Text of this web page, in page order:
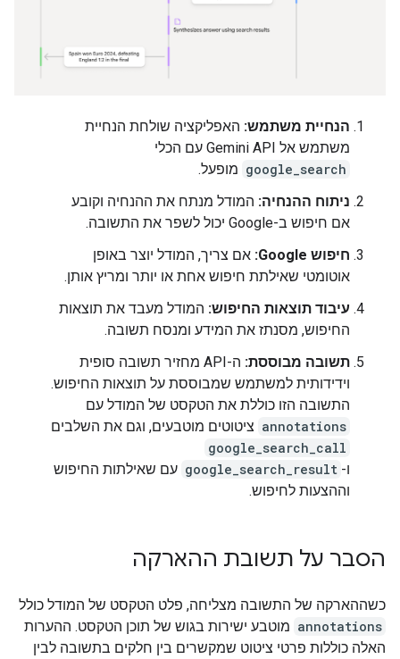
הנחיית משתמש: האפליקציה שולחת הנחיית
משתמש אל Gemini API עם הכלי
google_search מופעל.
ניתוח ההנחיה: המודל מנתח את ההנחיה וקובע
אם חיפוש ב-Google יכול לשפר את התשובה.
חיפוש Google:
אם צריך, המודל יוצר באופן
אוטומטי שאילתת חיפוש אחת או יותר ומריץ אותן.
עיבוד תוצאות החיפוש: המודל מעבד את תוצאות
החיפוש, מסנתז את המידע ומנסח תשובה.
תשובה מבוססת:
ה-API מחזיר תשובה סופית
וידידותית למשתמש שמבוססת על תוצאות החיפוש.
התשובה הזו כוללת את הטקסט של המודל עם
annotations ציטוטים מוטבעים, וגם את השלבים
google_search_call
ו- google_search_result עם שאילתות החיפוש
וההצעות לחיפוש.
הסבר על תשובת ההארקה
כשההארקה של התשובה מצליחה, פלט הטקסט של המודל כולל
annotations מוטבע ישירות בגוש של תוכן הטקסט. ההערות
האלה כוללות פרטי ציטוט שמקשרים בין חלקים בתשובה לבין